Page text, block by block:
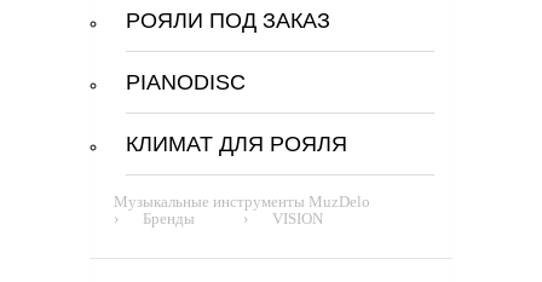
РОЯЛИ ПОД ЗАКАЗ
PIANODISC
КЛИМАТ ДЛЯ РОЯЛЯ
Музыкальные инструменты MuzDelo
›
Бренды › VISION